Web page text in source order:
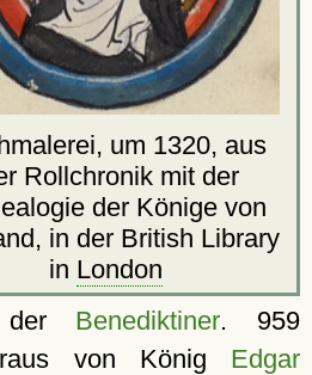
um 1320, aus
Rollchronik mit der
der Könige von
in der British Library
in London
Benediktiner. 959
von König Edgar